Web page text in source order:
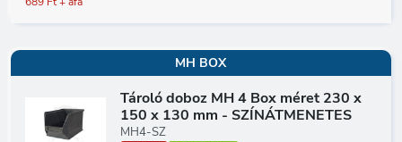
MH BOX
Tároló doboz MH 4 Box méret 230 x
150 x 130 mm - SZÍNÁTMENETES
MH4-SZ